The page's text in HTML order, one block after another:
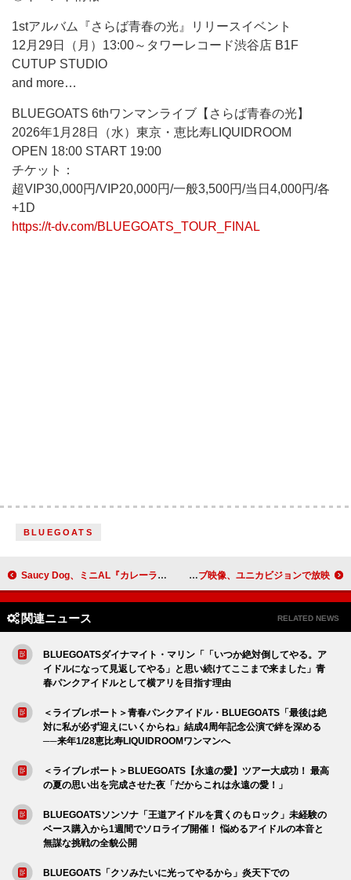
1stアルバム『さらば青春の光』リリースイベント
12月29日（月）13:00～タワーレコード渋谷店 B1F
CUTUP STUDIO
and more…
BLUEGOATS 6thワンマンライブ【さらば青春の光】
2026年1月28日（水）東京・恵比寿LIQUIDROOM
OPEN 18:00 START 19:00
チケット：
超VIP30,000円/VIP20,000円/一般3,500円/当日4,000円/各
+1D
https://t-dv.com/BLUEGOATS_TOUR_FINAL
BLUEGOATS
Saucy Dog、ミニAL『カレーライス』全曲ティザー映像内でジャケ写のカレー作りシーンも公開 BUMP OF CHICKENのライブ映像、ユニカビジョンで放映
関連ニュース RELATED NEWS
BLUEGOATSダイナマイト・マリン「「いつか絶対倒してやる。ア
イドルになって見返してやる」と思い続けてここまで来ました」青
春パンクアイドルとして横アリを目指す理由
＜ライブレポート＞青春パンクアイドル・BLUEGOATS「最後は絶
対に私が必ず迎えにいくからね」結成4周年記念公演で絆を深める
──来年1/28恵比寿LIQUIDROOMワンマンへ
＜ライブレポート＞BLUEGOATS【永遠の愛】ツアー大成功！ 最高
の夏の思い出を完成させた夜「だからこれは永遠の愛！」
BLUEGOATSソンソナ「王道アイドルを貫くのもロック」未経験の
ベース購入から1週間でソロライブ開催！ 悩めるアイドルの本音と
無謀な挑戦の全貌公開
BLUEGOATS「クソみたいに光ってやるから」炎天下での